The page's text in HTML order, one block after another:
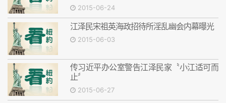
2015-06-24
江泽民宋祖英海政招待所淫乱幽会内幕曝光
2015-06-03
传习近平办公室警告江泽民家〝小江适可而
止〞
2015-06-27